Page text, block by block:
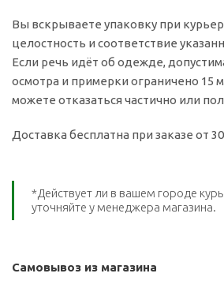
Вы вскрываете упаковку при
целостность и соответствие
Если речь идёт об одежде,
осмотра и примерки ограничено 15
можете отказаться частично или
Доставка бесплатна при заказе от
*Действует ли в вашем городе
уточняйте у менеджера магазина.
Самовывоз из магазина